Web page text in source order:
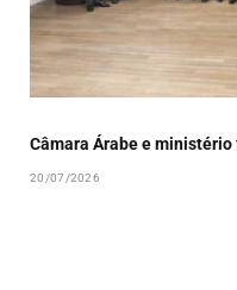
Câmara Árabe e
20/07/2026